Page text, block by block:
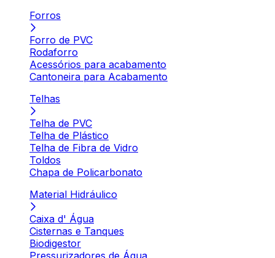
Forros
Forro de PVC
Rodaforro
Acessórios para acabamento
Cantoneira para Acabamento
Telhas
Telha de PVC
Telha de Plástico
Telha de Fibra de Vidro
Toldos
Chapa de Policarbonato
Material Hidráulico
Caixa d' Água
Cisternas e Tanques
Biodigestor
Pressurizadores de Água